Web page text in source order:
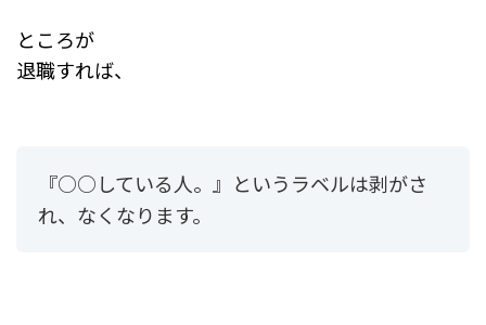
ところが
退職すれば、
『○○している人。』というラベルは剥がさ
れ、なくなります。